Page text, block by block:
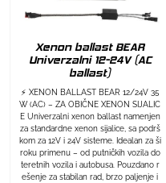
Xenon ballast BEAR
Univerzalni 12-24V (AC
ballast)
⚡ XENON BALLAST BEAR 12/24V 35
W (AC) – ZA OBIČNE XENON SIJALIC
E Univerzalni xenon ballast namenjen
za standardne xenon sijalice, sa podrš
kom za 12V i 24V sisteme. Idealan za ši
roku primenu – od putničkih vozila do
teretnih vozila i autobusa. Pouzdano r
ešenje za stabilan rad, brzo paljenje i